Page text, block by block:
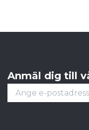
Anmäl dig till